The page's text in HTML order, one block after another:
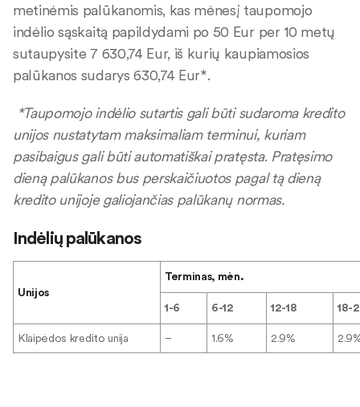
metinėmis palūkanomis, kas mėnesį taupomojo
indėlio sąskaitą papildydami po 50 Eur per 10 metų
sutaupysite 7 630,74 Eur, iš kurių kaupiamosios
palūkanos sudarys 630,74 Eur*.
*Taupomojo indėlio sutartis gali būti sudaroma kredito
unijos nustatytam maksimaliam terminui, kuriam
pasibaigus gali būti automatiškai pratęsta. Pratęsimo
dieną palūkanos bus perskaičiuotos pagal tą dieną
kredito unijoje galiojančias palūkanų normas.
Indėlių palūkanos
Unijos
Terminas, mėn.
1-6 6-12 12-18 18-
Klaipėdos kredito unija – 1.6% 2.9%